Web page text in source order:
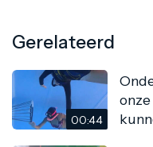
Gerelateerd
00:44